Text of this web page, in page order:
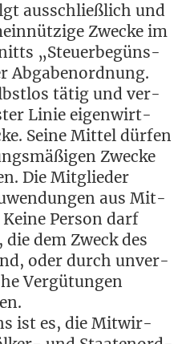
aus­schließ­lich und
Zwe­cke im
„Steu­er­be­güns­
Abgabenordnung.
tätig und ver­
Linie eigen­wirt­
Sei­ne Mit­tel dür­fen
Zwe­cke
Die Mit­glie­der
aus Mit­
Per­son darf
dem Zweck des
oder durch unver­
Ver­gü­tun­gen
ist es, die Mit­wir­